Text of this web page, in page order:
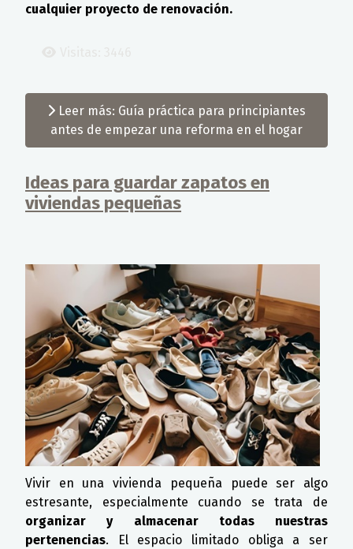
cualquier proyecto de renovación.
Leer más: Guía práctica para principiantes
antes de empezar una reforma en el hogar
Ideas para guardar zapatos en
viviendas pequeñas
Vivir en una vivienda pequeña puede ser algo
estresante, especialmente cuando se trata de
organizar y almacenar todas nuestras
pertenencias. El espacio limitado obliga a ser